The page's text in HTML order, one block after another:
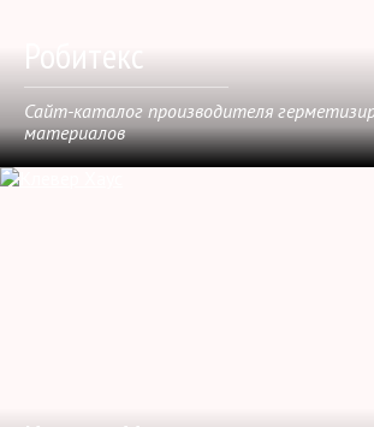
Робитекс
Сайт-каталог производителя
материалов